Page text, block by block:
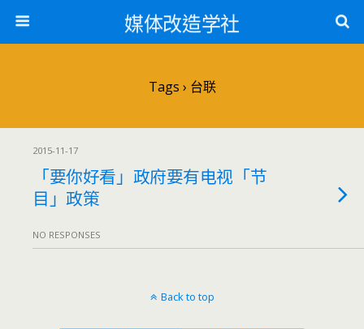
媒体改造学社
Tags › 台联
2015-11-17
「要你好看」政府要有电视「节
目」政策
NO RESPONSES
Back to top